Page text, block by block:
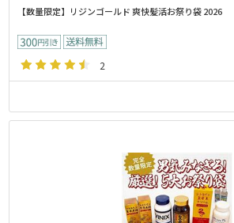
【数量限定】リジンゴールド 爽快髪活お祭り袋 2026
2